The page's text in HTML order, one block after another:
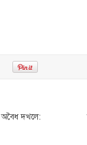
দখলে: